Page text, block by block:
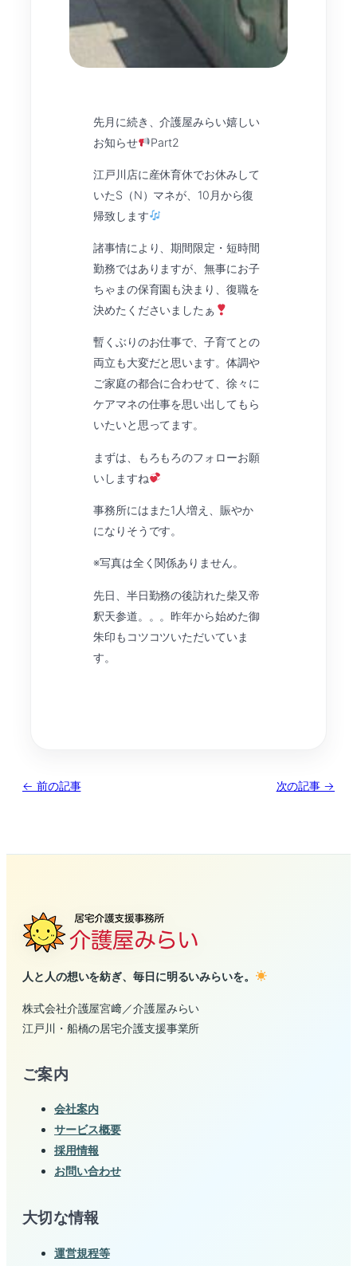
先月に続き、介護屋みらい嬉しい
お知らせ
Part2
江戸川店に産休育休でお休みして
いたS（N）マネが、10月から復
帰致します
諸事情により、期間限定・短時間
勤務ではありますが、無事にお子
ちゃまの保育園も決まり、復職を
決めたくださいましたぁ
暫くぶりのお仕事で、子育てとの
両立も大変だと思います。体調や
ご家庭の都合に合わせて、徐々に
ケアマネの仕事を思い出してもら
いたいと思ってます。
まずは、もろもろのフォローお願
いしますね
事務所にはまた1人増え、賑やか
になりそうです。
※写真は全く関係ありません。
先日、半日勤務の後訪れた柴又帝
釈天参道。。。昨年から始めた御
朱印もコツコツいただいていま
す。
← 前の記事 次の記事 →
人と人の想いを紡ぎ、毎日に明るいみらいを。
株式会社介護屋宮﨑／介護屋みらい
江戸川・船橋の居宅介護支援事業所
ご案内
会社案内
サービス概要
採用情報
お問い合わせ
大切な情報
運営規程等